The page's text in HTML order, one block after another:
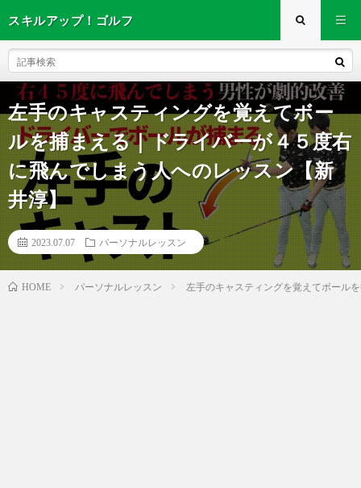
スキルアップ！ゴルフ
左手のキャスティングを覚えてボー
ルを捕まえる｜ドライバーが４５度右
に飛んでしまう人へのレッスン【新
井淳】
2023.07.07 パーソナルレッスン
HOME パーソナルレッスン 左手のキャスティングを覚えてボール